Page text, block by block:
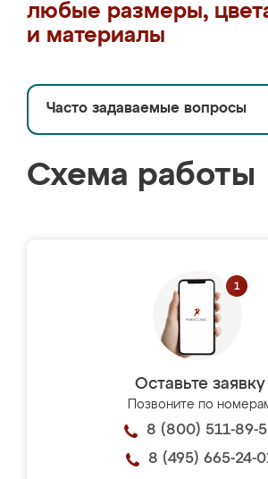
любые размеры,
и материалы
Часто задаваемые вопросы
Схема работы
Оставьте заявку
Позвоните по
8 (800) 511-89-
8 (495) 665-24-